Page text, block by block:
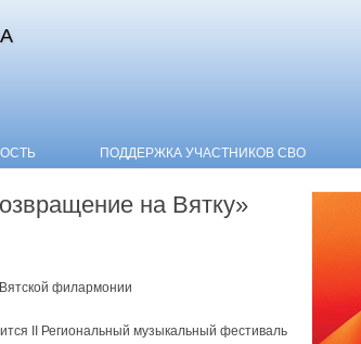
content ПОДДЕРЖКА УЧАСТНИКОВ СВО
на Вятку»
филармонии
II Региональный музыкальный фестиваль